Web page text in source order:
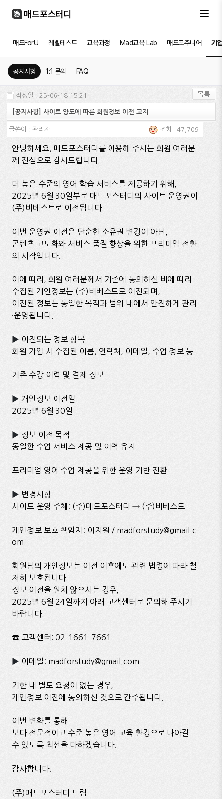
매드ForU 레벨테스트 교육과정 Mad교육 Lab 매드포주니어 기
공지사항 1:1 문의 FAQ
작성일 : 25-06-18 15:21
[공지사항] 사이트 양도에 따른 회원정보 이전 고지
글쓴이 : 관리자 조회 : 47,709
안녕하세요, 매드포스터디를 이용해 주시는 회원 여러분
께 진심으로 감사드립니다.
더 높은 수준의 영어 학습 서비스를 제공하기 위해,
2025년 6월 30일부로 매드포스터디의 사이트 운영권이
(주)비베스트로 이전됩니다.
이번 운영권 이전은 단순한 소유권 변경이 아닌,
콘텐츠 고도화와 서비스 품질 향상을 위한 프리미엄 전환
의 시작입니다.
이에 따라, 회원 여러분께서 기존에 동의하신 바에 따라
수집된 개인정보는 (주)비베스트로 이전되며,
이전된 정보는 동일한 목적과 범위 내에서 안전하게 관리
·운영됩니다.
▶ 이전되는 정보 항목
회원 가입 시 수집된 이름, 연락처, 이메일, 수업 정보 등
기존 수강 이력 및 결제 정보
▶ 개인정보 이전일
2025년 6월 30일
▶ 정보 이전 목적
동일한 수업 서비스 제공 및 이력 유지
프리미엄 영어 수업 제공을 위한 운영 기반 전환
▶ 변경사항
사이트 운영 주체: (주)매드포스터디 → (주)비베스트
개인정보 보호 책임자: 이지원 / madforstudy@gmail.c
om
회원님의 개인정보는 이전 이후에도 관련 법령에 따라 철
저히 보호됩니다.
정보 이전을 원치 않으시는 경우,
2025년 6월 24일까지 아래 고객센터로 문의해 주시기
바랍니다.
☎ 고객센터: 02-1661-7661
▶ 이메일: madforstudy@gmail.com
기한 내 별도 요청이 없는 경우,
개인정보 이전에 동의하신 것으로 간주됩니다.
이번 변화를 통해
보다 전문적이고 수준 높은 영어 교육 환경으로 나아갈
수 있도록 최선을 다하겠습니다.
감사합니다.
(주)매드포스터디 드림